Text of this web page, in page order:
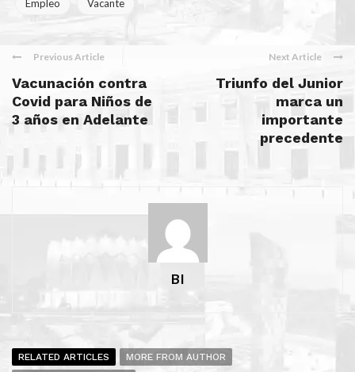
Empleo Vacante
Previous Article
Vacunación contra
Covid para Niños de
3 años en Adelante
Next Article
Triunfo del Junior
marca un
importante
precedente
BI
RELATED ARTICLES
MORE FROM AUTHOR